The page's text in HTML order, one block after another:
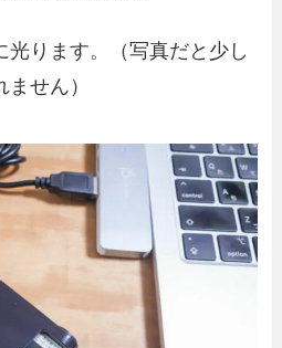
光ります。（写真だと少し
せん）